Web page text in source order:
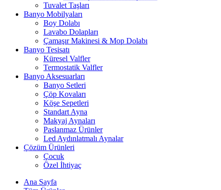
Tuvalet Taşları
Banyo Mobilyaları
Boy Dolabı
Lavabo Dolapları
Çamaşır Makinesi & Mop Dolabı
Banyo Tesisatı
Küresel Valfler
Termostatik Valfler
Banyo Aksesuarları
Banyo Setleri
Çöp Kovaları
Köşe Sepetleri
Standart Ayna
Makyaj Aynaları
Paslanmaz Ürünler
Led Aydınlatmalı Aynalar
Çözüm Ürünleri
Çocuk
Özel İhtiyaç
Ana Sayfa